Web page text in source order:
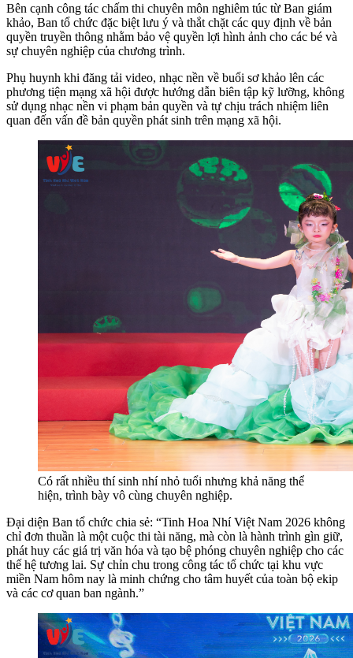
Bên cạnh công tác chấm thi chuyên môn nghiêm túc từ Ban giám
khảo, Ban tổ chức đặc biệt lưu ý và thắt chặt các quy định về bản
quyền truyền thông nhằm bảo vệ quyền lợi hình ảnh cho các bé và
sự chuyên nghiệp của chương trình.
Phụ huynh khi đăng tải video, nhạc nền về buổi sơ khảo lên các
phương tiện mạng xã hội được hướng dẫn biên tập kỹ lưỡng, không
sử dụng nhạc nền vi phạm bản quyền và tự chịu trách nhiệm liên
quan đến vấn đề bản quyền phát sinh trên mạng xã hội.
Có rất nhiều thí sinh nhí nhỏ tuổi nhưng khả năng thể
hiện, trình bày vô cùng chuyên nghiệp.
Đại diện Ban tổ chức chia sẻ: “Tinh Hoa Nhí Việt Nam 2026 không
chỉ đơn thuần là một cuộc thi tài năng, mà còn là hành trình gìn giữ,
phát huy các giá trị văn hóa và tạo bệ phóng chuyên nghiệp cho các
thế hệ tương lai. Sự chỉn chu trong công tác tổ chức tại khu vực
miền Nam hôm nay là minh chứng cho tâm huyết của toàn bộ ekip
và các cơ quan ban ngành.”